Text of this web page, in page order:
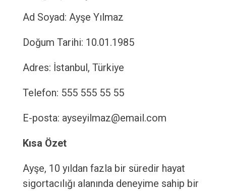
Ad Soyad: Ayşe Yılmaz
Doğum Tarihi: 10.01.1985
Adres: İstanbul, Türkiye
Telefon: 555 555 55 55
E-posta: ayseyilmaz@email.com
Kısa Özet
Ayşe, 10 yıldan fazla bir süredir hayat
sigortacılığı alanında deneyime sahip bir